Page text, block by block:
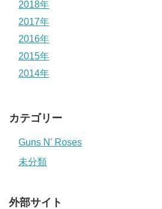
2018年
2017年
2016年
2015年
2014年
カテゴリー
Guns N' Roses
未分類
外部サイト